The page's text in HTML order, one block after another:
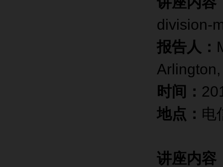
division-
报告人：
时间：
地点： 电
讲座内容